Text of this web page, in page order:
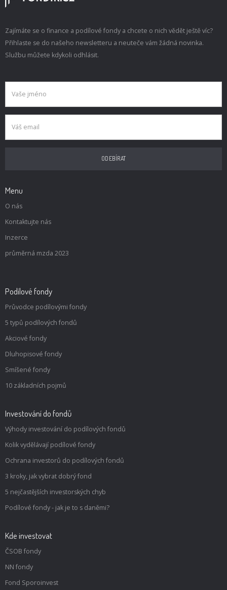
Zajímáte se o finance a podílové fondy a chcete o nich vědět ještě víc?
Přihlaste se do našeho newsletteru a neuteče vám žádná novinka.
Službu můžete kdykoli odhlásit.
Menu
O nás
Kontaktujte nás
Inzerce
průměrná mzda 2023
Podílové fondy
Průvodce podílovými fondy
5 typů podílových fondů
Akciové fondy
Dluhopisové fondy
Smíšené fondy
10 základních pojmů
Investování do fondů
Výhody investování do podílových fondů
Kolik vydělávají podílové fondy
Ochrana investorů do podílových fondů
3 kroky, jak vybrat dobrý fond
5 nejčastějších investorských chyb
Podílové fondy - jak je to s daněmi?
Kde investovat
ČSOB fondy
NN fondy
Fond Sporoinvest